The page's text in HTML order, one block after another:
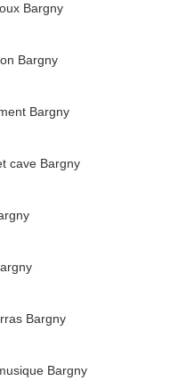
Bargny
Bargny
Bargny
cave Bargny
Bargny
Bargny